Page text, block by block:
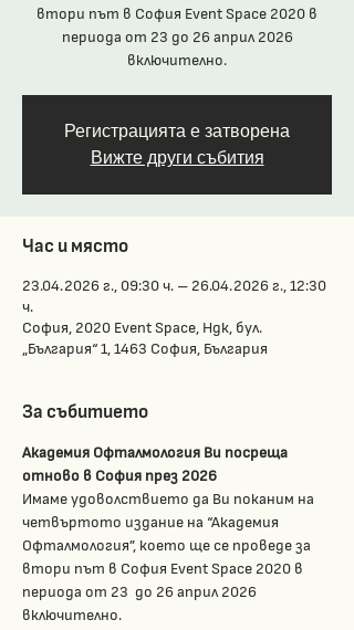
втори път в София Event Space 2020 в
периода от 23 до 26 април 2026
включително.
Регистрацията е затворена
Вижте други събития
Час и място
23.04.2026 г., 09:30 ч. – 26.04.2026 г., 12:30
ч.
София, 2020 Event Space, Ндк, бул.
„България“ 1, 1463 София, България
За събитието
Академия Офталмология Ви посреща
отново в София през 2026
Имаме удоволствието да Ви поканим на
четвъртото издание на “Академия
Офталмология”, което ще се проведе за
втори път в София Event Space 2020 в
периода от 23  до 26 април 2026
включително.